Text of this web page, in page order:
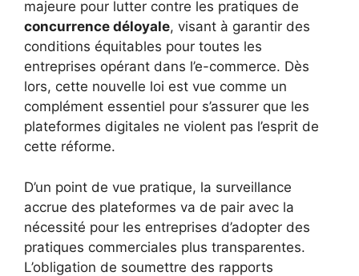
majeure pour lutter contre les pratiques de
concurrence déloyale, visant à garantir des
conditions équitables pour toutes les
entreprises opérant dans l’e-commerce. Dès
lors, cette nouvelle loi est vue comme un
complément essentiel pour s’assurer que les
plateformes digitales ne violent pas l’esprit de
cette réforme.
D’un point de vue pratique, la surveillance
accrue des plateformes va de pair avec la
nécessité pour les entreprises d’adopter des
pratiques commerciales plus transparentes.
L’obligation de soumettre des rapports